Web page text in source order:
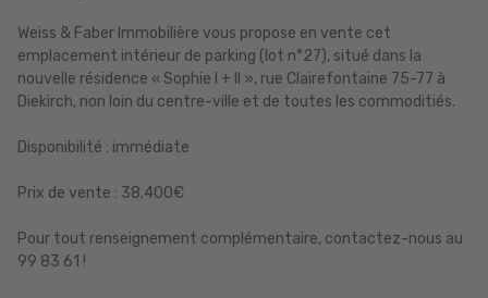
Weiss & Faber Immobilière vous propose en vente cet
emplacement intérieur de parking (lot n°27), situé dans la
nouvelle résidence « Sophie I + II », rue Clairefontaine 75-77 à
Diekirch, non loin du centre-ville et de toutes les commoditiés.
Disponibilité : immédiate
Prix de vente : 38.400€
Pour tout renseignement complémentaire, contactez-nous au
99 83 61 !